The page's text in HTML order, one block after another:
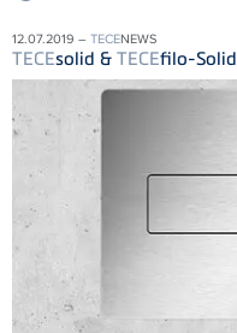
12.07.2019 – TECENEWS
TECEsolid & TECEfilo-Solid